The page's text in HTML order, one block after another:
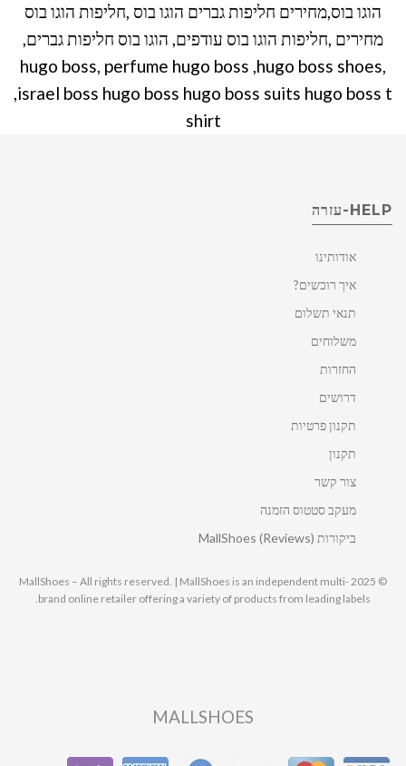
הוגו בוס,מחירים חליפות גברים הוגו בוס ,חליפות הוגו בוס
מחירים ,חליפות הוגו בוס עודפים, הוגו בוס חליפות גברים,
,hugo boss, perfume hugo boss ,hugo boss shoes
,israel boss hugo boss hugo boss suits hugo boss t
shirt
HELP-עזרה
אודותינו
איך רוכשים?
תנאי תשלום
משלוחים
החזרות
דרושים
תקנון פרטיות
תקנון
צור קשר
מעקב סטטוס הזמנה
ביקורות MallShoes (Reviews)
© 2025 MallShoes – All rights reserved. | MallShoes is an independent multi-
brand online retailer offering a variety of products from leading labels.
MALLSHOES